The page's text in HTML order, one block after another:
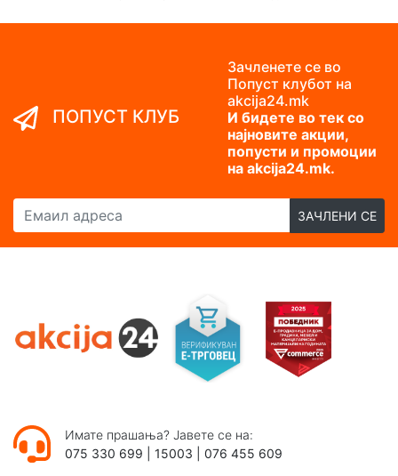
ПОПУСТ КЛУБ
Зачленете се во
Попуст клубот на
akcija24.mk
И бидете во тек со
најновите акции,
попусти и промоции
на akcija24.mk.
Емаил адреса
ЗАЧЛЕНИ СЕ
Имате прашања? Јавете се на:
075 330 699
15003 076 455 609